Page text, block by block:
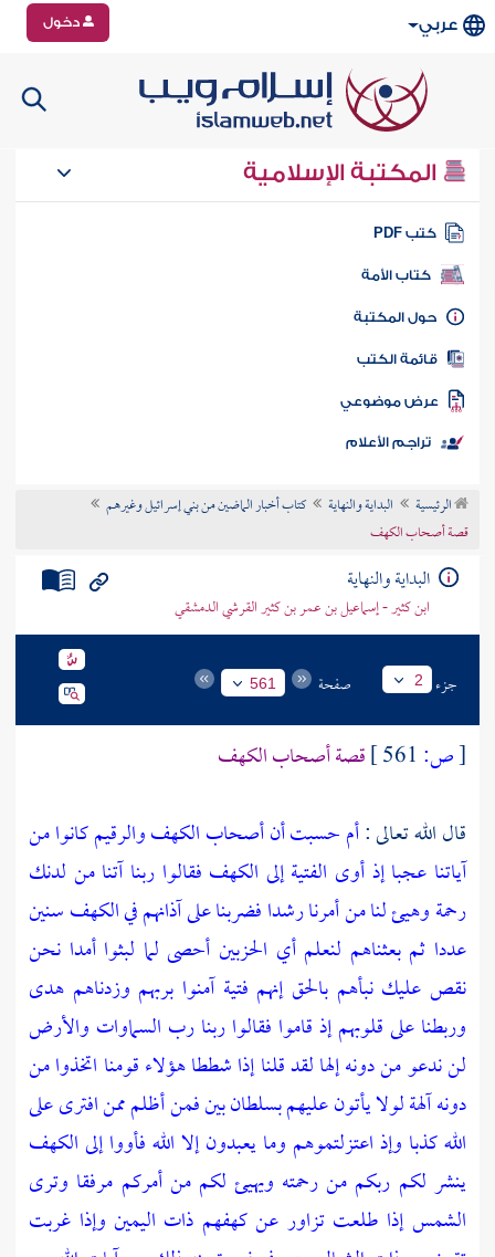
عربي دخول
المكتبة الإسلامية
كتب PDF
كتاب الأمة
المكتبة
الكتب
موضوعي
تراجم الأعلام
الرئيسية البداية والنهاية
كتاب أخبار الماضين من بني إسرائيل وغيرهم
قصة أصحاب الكهف
البداية والنهاية
ابن كثير - إسماعيل بن عمر بن كثير القرشي الدمشقي
جزء 2 صفحة 561
[ص:
قصة أصحاب الكهف
قال الله تعالى :أم حسبت أن أصحاب الكهف والرقيم كانوا من
آياتنا عجبا إذ أوى الفتية إلى الكهف فقالوا ربنا آتنا من لدنك
رحمة وهيئ لنا من أمرنا رشدا فضربنا على آذانهم في الكهف سنين
عددا ثم بعثناهم لنعلم أي الحزبين أحصى لما لبثوا أمدا نحن
نقص عليك نبأهم بالحق إنهم فتية آمنوا بربهم وزدناهم هدى
وربطنا على قلوبهم إذ قاموا فقالوا ربنا رب السماوات والأرض
لن ندعو من دونه إلها لقد قلنا إذا شططا هؤلاء قومنا اتخذوا من
دونه آلهة لولا يأتون عليهم بسلطان بين فمن أظلم ممن افترى على
الله كذبا وإذ اعتزلتموهم وما يعبدون إلا الله فأووا إلى الكهف
ينشر لكم ربكم من رحمته ويهيئ لكم من أمركم مرفقا وترى
الشمس إذا طلعت تزاور عن كهفهم ذات اليمين وإذا غربت